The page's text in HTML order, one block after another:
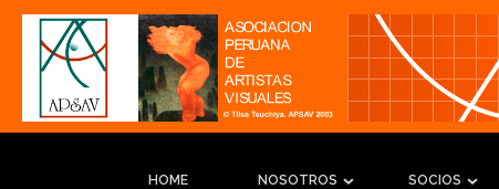
HOME NOSOTROS SOCIOS